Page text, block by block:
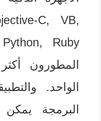
C, VB,
المطورون
الواحد.
البرمجة